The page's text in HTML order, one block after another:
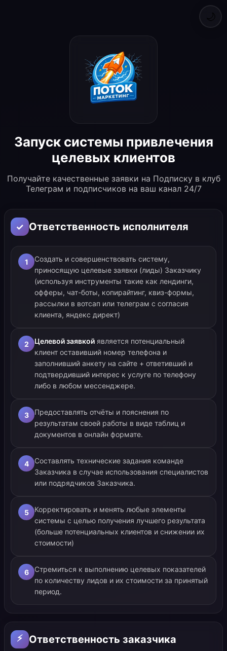
🌙
Запуск системы привлечения
целевых клиентов
Получайте качественные заявки на Подписку в клуб
Телеграм и подписчиков на ваш канал 24/7
✓ Ответственность исполнителя
1
Создать и совершенствовать систему,
приносящую целевые заявки (лиды) Заказчику
(используя инструменты такие как лендинги,
офферы, чат-боты, копирайтинг, квиз-формы,
рассылки в вотсап или телеграм с согласия
клиента, яндекс директ)
2 Целевой заявкой является потенциальный
клиент оставивший номер телефона и
заполнивший анкету на сайте + ответивший и
подтвердивший интерес к услуге по телефону
либо в любом мессенджере.
3
Предоставлять отчёты и пояснения по
результатам своей работы в виде таблиц и
документов в онлайн формате.
4
Составлять технические задания команде
Заказчика в случае использования специалистов
или подрядчиков Заказчика.
5
Корректировать и менять любые элементы
системы с целью получения лучшего результата
(больше потенциальных клиентов и снижении их
стоимости)
6
Стремиться к выполнению целевых показателей
по количеству лидов и их стоимости за принятый
период.
⚡ Ответственность заказчика